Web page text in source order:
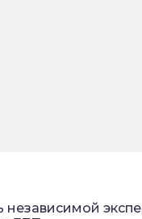
независимой